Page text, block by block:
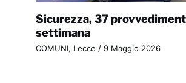
Sicurezza, 37
settimana
COMUNI, Lecce / 9 Maggio 2026